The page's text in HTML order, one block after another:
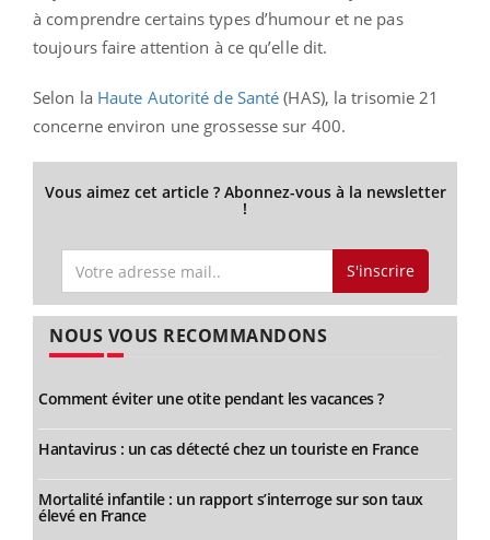
à comprendre certains types d’humour et ne pas
toujours faire attention à ce qu’elle dit.
Selon la Haute Autorité de Santé(HAS), la trisomie 21
concerne environ une grossesse sur 400.
Vous aimez cet article ? Abonnez-vous à la newsletter
!
S'inscrire
NOUS VOUS RECOMMANDONS
Comment éviter une otite pendant les vacances ?
Hantavirus : un cas détecté chez un touriste en France
Mortalité infantile : un rapport s’interroge sur son taux
élevé en France